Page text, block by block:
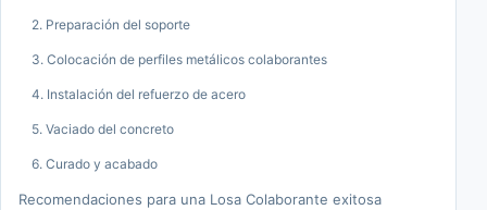
2. Preparación del soporte
3. Colocación de perfiles metálicos colaborantes
4. Instalación del refuerzo de acero
5. Vaciado del concreto
6. Curado y acabado
Recomendaciones para una Losa Colaborante exitosa